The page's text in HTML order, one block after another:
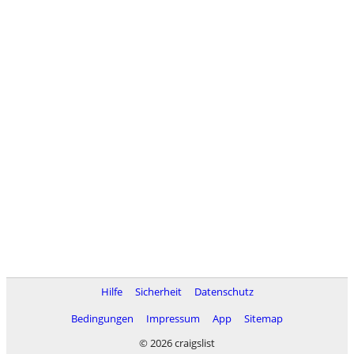
Hilfe Sicherheit
Datenschutz
Bedingungen
Impressum App
Sitemap
© 2026 craigslist